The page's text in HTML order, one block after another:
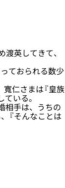
渡英してきて、
ておられる数少
仁さまは『皇族
ている。
相手は、うちの
『そんなことは